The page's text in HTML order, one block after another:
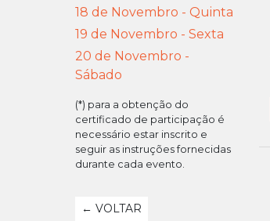
18 de Novembro - Quinta
19 de Novembro - Sexta
20 de Novembro -
Sábado
(*) para a obtenção do
certificado de participação é
necessário estar inscrito e
seguir as instruções fornecidas
durante cada evento.
← VOLTAR